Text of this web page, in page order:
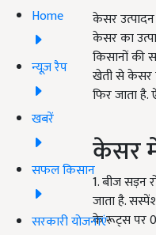
Home
न्यूज़ रैप
खबरें
सफल किसान
सरकारी योजनाएं
केसर
केसर का
किसानों की
खेती से केसर
फिर जाता
केसर
1. बीज सड़न
जाता है.
के रूट्स पर